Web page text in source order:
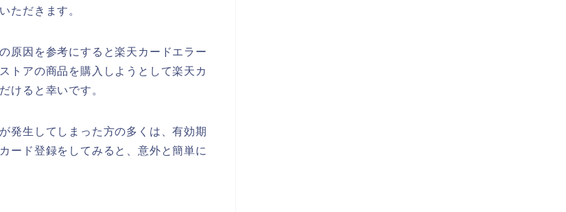
ただきます。
原因を参考にすると楽天カードエラー
トアの商品を購入しようとして楽天カ
けると幸いです。
発生してしまった方の多くは、有効期
ード登録をしてみると、意外と簡単に